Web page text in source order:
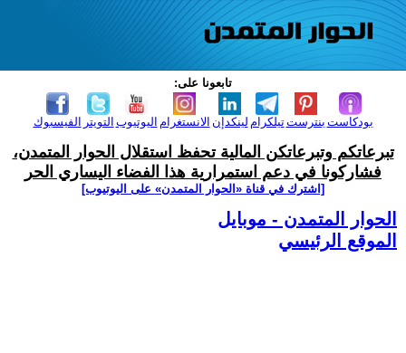
تابعونا على:
الفيسبوك التويتر اليوتيوب الانستغرام لينكدإن تيلكرامبنترست بودكاست
تبرعاتكم وتبرعاتكن المالية تحفظ استقلال الحوار المتمدن،
فشاركونا في دعم استمرارية هذا الفضاء اليساري الحر
[اشترك في قناة ‫«الحوار المتمدن» على اليوتيوب]
الحوار المتمدن - موبايل
الموقع الرئيسي